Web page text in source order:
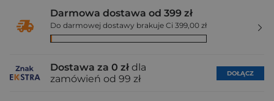
Darmowa dostawa od 399 zł
Do darmowej dostawy brakuje Ci 399,00 zł
Dostawa za 0 zł dla
zamówień od 99 zł
DOŁĄCZ